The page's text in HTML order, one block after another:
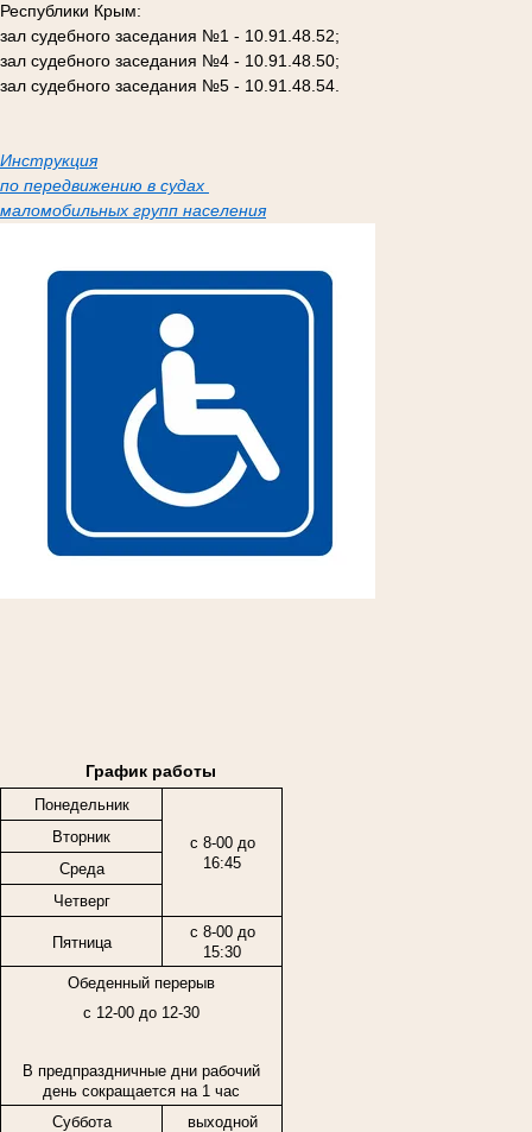
Республики Крым:
зал судебного заседания №1 - 10.91.48.52;
зал судебного заседания №4 - 10.91.48.50;
зал судебного заседания №5 - 10.91.48.54.
Инструкция
по передвижению в судах
маломобильных групп населения
График работы
Понедельник
с 8-00 до
16:45
Вторник
Среда
Четверг
Пятница
с 8-00 до
15:30
Обеденный перерыв
с 12-00 до 12-30
В предпраздничные дни рабочий
день сокращается на 1 час
Суббота
выходной